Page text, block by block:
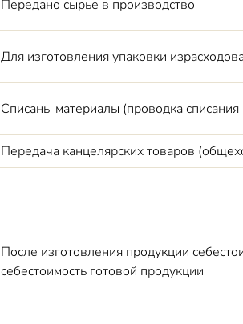
Передано сырье в производство
Для изготовления упаковки
Списаны материалы (проводка
Передача канцелярских товаров
После изготовления продукции
себестоимость готовой продукции